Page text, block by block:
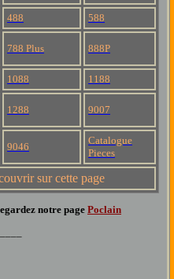
488 588
788 Plus 888P
1088 1188
1288 9007
9046
Catalogue
Pieces
sur cette page
notre page Poclain